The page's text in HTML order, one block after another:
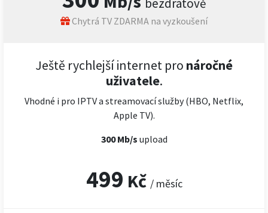
bezdrátově
Chytrá TV ZDARMA na vyzkoušení
Ještě rychlejší internet pro náročné
uživatele.
Vhodné i pro IPTV a streamovací služby (HBO, Netflix,
Apple TV).
300 Mb/s upload
499 Kč / měsíc